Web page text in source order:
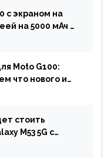
с экраном на
на 5000 мАч и
Moto G100:
что нового и
стоить
M53 5G с